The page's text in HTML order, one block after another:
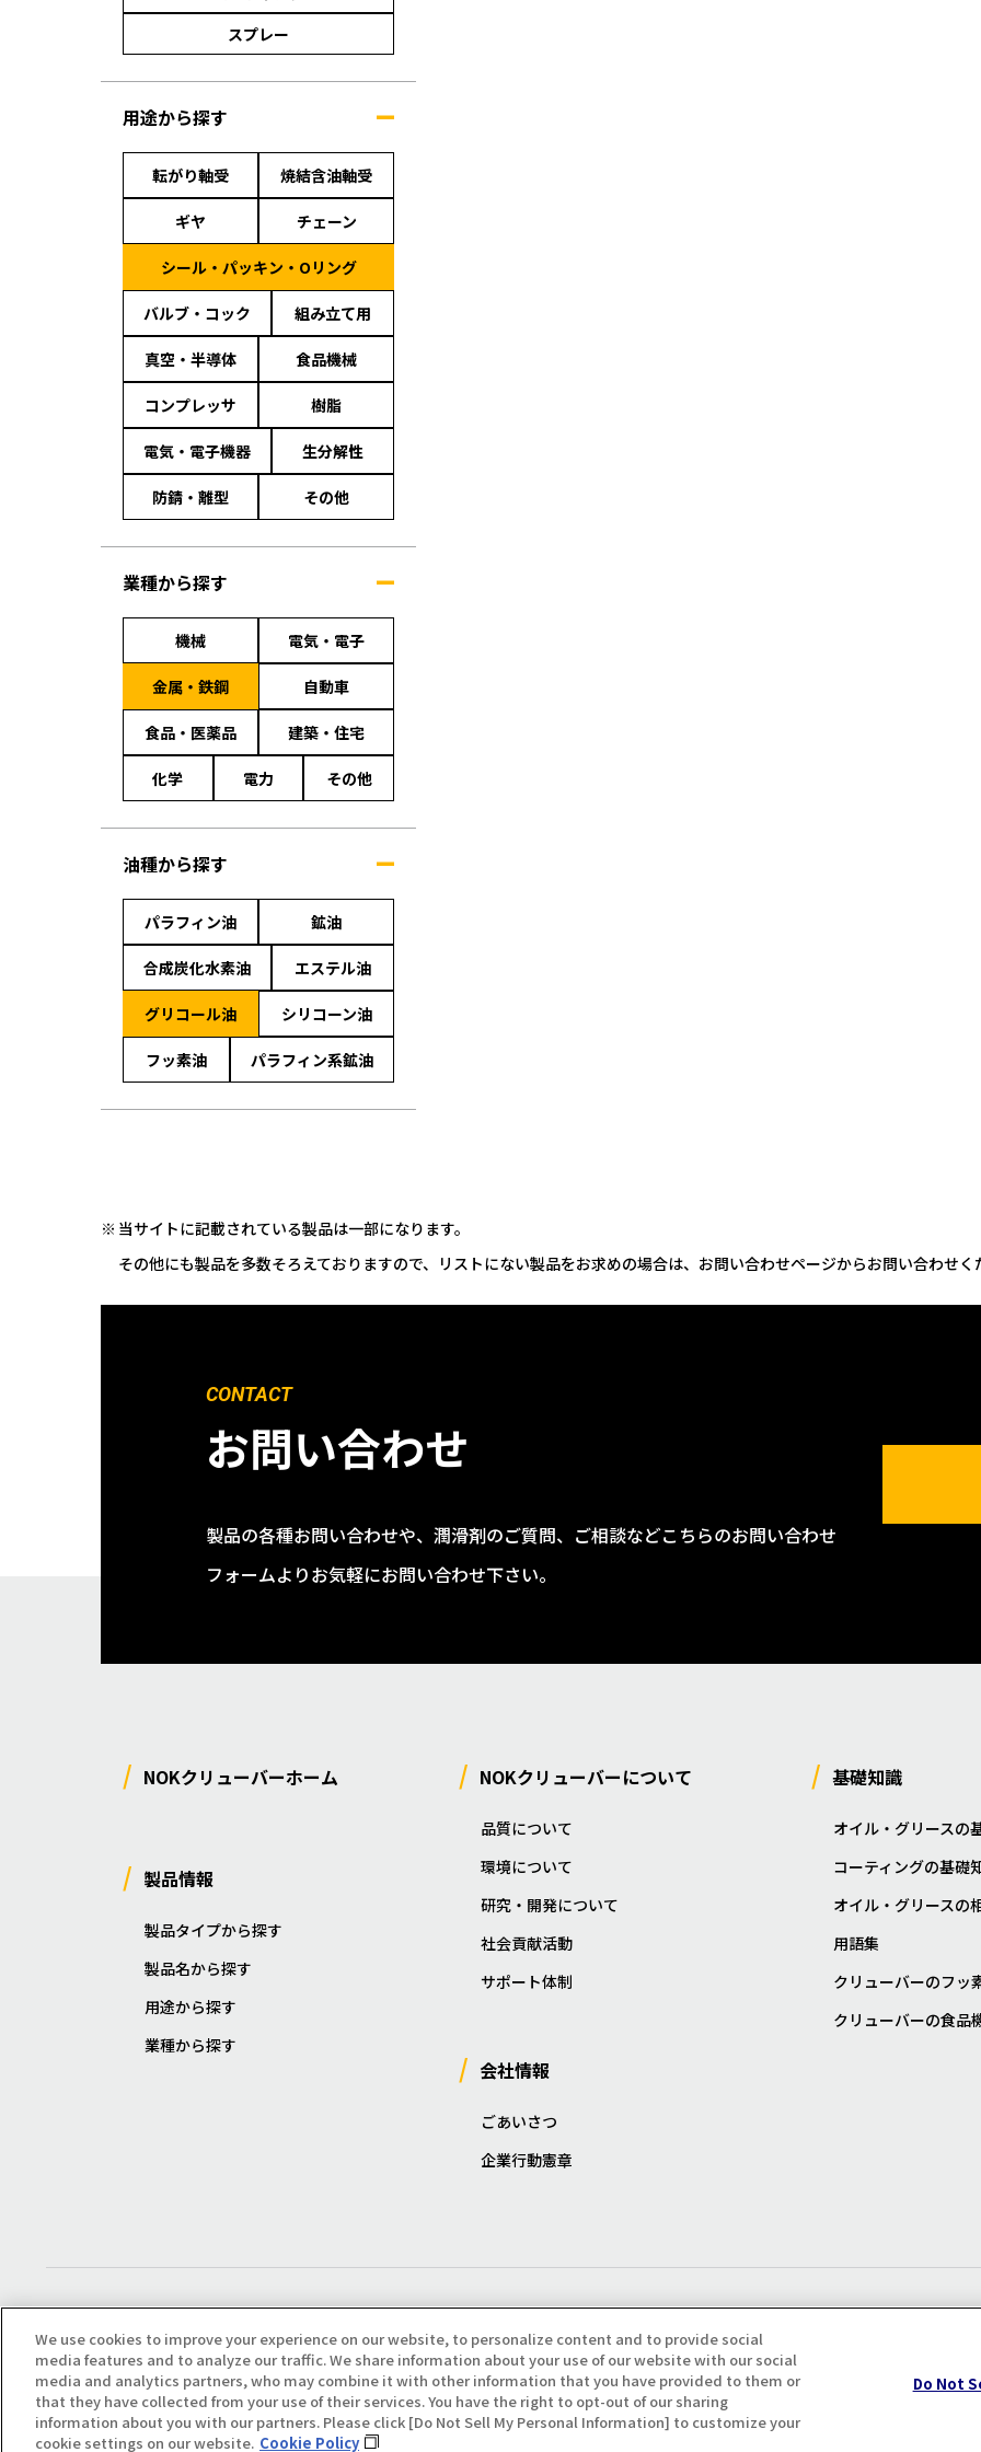
スプレー
用途から探す
転がり軸受 焼結含油軸受
ギヤ チェーン
シール・パッキン・Oリング
バルブ・コック 組み立て用
真空・半導体 食品機械
コンプレッサ 樹脂
電気・電子機器 生分解性
防錆・離型 その他
業種から探す
機械 電気・電子
金属・鉄鋼 自動車
食品・医薬品 建築・住宅
化学 電力 その他
油種から探す
パラフィン油 鉱油
合成炭化水素油 エステル油
グリコール油 シリコーン油
フッ素油 パラフィン系鉱油
当サイトに記載されている製品は一部になります。
その他にも製品を多数そろえておりますので、リストにない製品をお求めの場合は、お問い合わせページからお問い合わせく
CONTACT
お問い合わせ
製品の各種お問い合わせや、潤滑剤のご質問、ご相談などこちらのお問い合わせ
フォームよりお気軽にお問い合わせ下さい。
NOKクリューバーホーム
製品情報
製品タイプから探す
製品名から探す
用途から探す
業種から探す
NOKクリューバーについて
品質について
環境について
研究・開発について
社会貢献活動
サポート体制
会社情報
ごあいさつ
企業行動憲章
基礎知識
オイル・グリースの
コーティングの基礎
オイル・グリースの
用語集
クリューバーのフッ
クリューバーの食品
プライバシー・クッキーポリシ
Copyright(C) All Right Reserved. Producted by NOK KLÜBER CO., LTD.
We use cookies to improve your experience on our website, to personalize content and to provide social
media features and to analyze our traffic. We share information about your use of our website with our social
media and analytics partners, who may combine it with other information that you have provided to them or
that they have collected from your use of their services. You have the right to opt-out of our sharing
information about you with our partners. Please click [Do Not Sell My Personal Information] to customize your
cookie settings on our website. Cookie Policy
Do Not